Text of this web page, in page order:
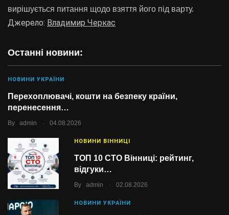
Останні новини:
НОВИНИ УКРАЇНИ
Перехоплювачі, кошти на безпеку країни,
перенесення…
By admin . 04.08.2026
НОВИНИ ВІННИЦІ
ТОП 10 СТО Вінниці: рейтинг,
відгуки…
By admin . 02.08.2026
НОВИНИ УКРАЇНИ
вирішується питання щодо взяття його під варту.
Джерело: Владимир Черкас